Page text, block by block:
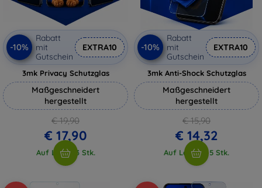
-10%
Rabatt
mit
Gutschein
EXTRA10
3mk Privacy Schutzglas
Maßgeschneidert
hergestellt
€ 19,90
€ 17,90
Auf Lager 3 Stk.
-10%
Rabatt
mit
Gutschein
EXTRA10
3mk Anti-Shock Schutzglas
Maßgeschneidert
hergestellt
€ 15,90
€ 14,32
Auf Lager > 5 Stk.